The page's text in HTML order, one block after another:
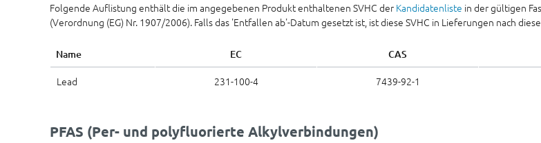
Folgende Auflistung enthält die im angegebenen Produkt enthaltenen SVHC der Kandidatenliste in der gültigen
(Verordnung (EG) Nr. 1907/2006). Falls das 'Entfallen ab'-Datum gesetzt ist, ist diese SVHC in Lieferungen nach
Name EC CAS
Lead 231-100-4 7439-92-1
PFAS (Per- und polyfluorierte Alkylverbindungen)